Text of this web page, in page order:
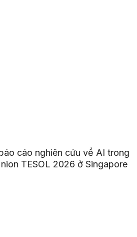
cáo nghiên cứu về AI trong
TESOL 2026 ở Singapore